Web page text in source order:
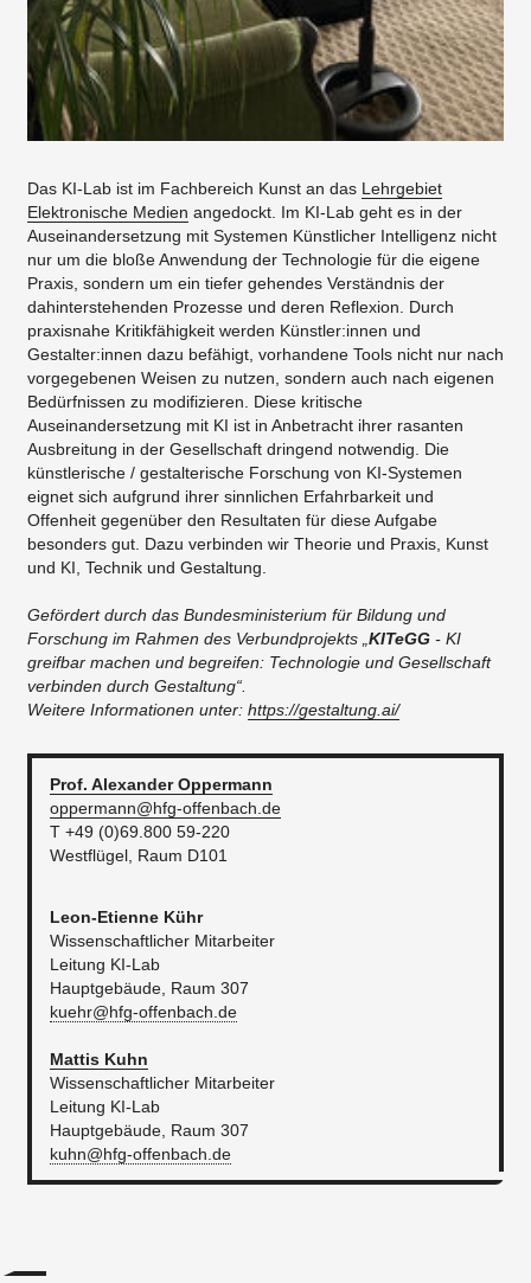
Das KI-Lab ist im Fachbereich Kunst an das Lehrgebiet
Elektronische Medien angedockt. Im KI-Lab geht es in der
Auseinandersetzung mit Systemen Künstlicher Intelligenz nicht
nur um die bloße Anwendung der Technologie für die eigene
Praxis, sondern um ein tiefer gehendes Verständnis der
dahinterstehenden Prozesse und deren Reflexion. Durch
praxisnahe Kritikfähigkeit werden Künstler:innen und
Gestalter:innen dazu befähigt, vorhandene Tools nicht nur nach
vorgegebenen Weisen zu nutzen, sondern auch nach eigenen
Bedürfnissen zu modifizieren. Diese kritische
Auseinandersetzung mit KI ist in Anbetracht ihrer rasanten
Ausbreitung in der Gesellschaft dringend notwendig. Die
künstlerische / gestalterische Forschung von KI-Systemen
eignet sich aufgrund ihrer sinnlichen Erfahrbarkeit und
Offenheit gegenüber den Resultaten für diese Aufgabe
besonders gut. Dazu verbinden wir Theorie und Praxis, Kunst
und KI, Technik und Gestaltung.
Gefördert durch das Bundesministerium für Bildung und
Forschung im Rahmen des Verbundprojekts „ KITeGG - KI
greifbar machen und begreifen: Technologie und Gesellschaft
verbinden durch Gestaltung“.
​Weitere Informationen unter: https://gestaltung.ai/
Prof. AlexanderOppermann
oppermann@hfg-offenbach.de
T +49 (0)69.800 59-220
Westflügel, Raum D101
Leon-Etienne Kühr
Wissenschaftlicher Mitarbeiter
Leitung KI-Lab
Hauptgebäude, Raum 307
kuehr@hfg-offenbach.de
Mattis Kuhn
Wissenschaftlicher Mitarbeiter
Leitung KI-Lab
Hauptgebäude, Raum 307​
kuhn@hfg-offenbach.de